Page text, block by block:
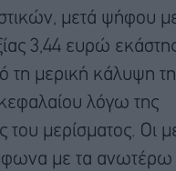
μετά ψήφου
3,44 ευρώ
τη μερική κάλυψη
λόγω της
του μερίσματος. Οι
με τα ανωτέρω